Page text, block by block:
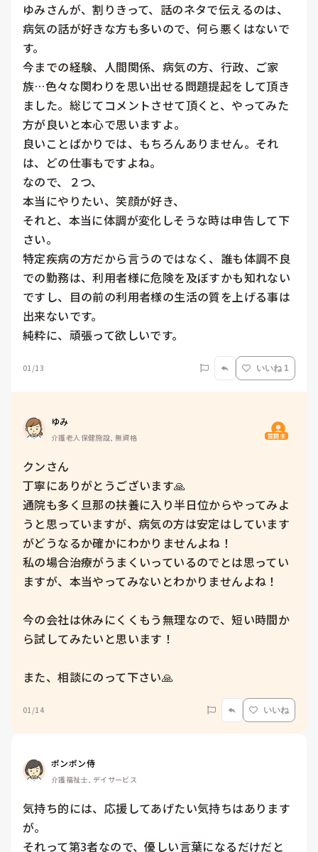
ゆみさんが、割りきって、話のネタで伝えるのは、
病気の話が好きな方も多いので、何ら悪くはないで
す。
今までの経験、人間関係、病気の方、行政、ご家
族…色々な関わりを思い出せる問題提起をして頂き
ました。総じてコメントさせて頂くと、やってみた
方が良いと本心で思いますよ。
良いことばかりでは、もちろんありません。それ
は、どの仕事もですよね。
なので、２つ、
本当にやりたい、笑顔が好き、
それと、本当に体調が変化しそうな時は申告して下
さい。
特定疾病の方だから言うのではなく、誰も体調不良
での勤務は、利用者様に危険を及ぼすかも知れない
ですし、目の前の利用者様の生活の質を上げる事は
出来ないです。
純粋に、頑張って欲しいです。
01/13 いいね 1
ゆみ
介護老人保健施設, 無資格 質問主
クンさん
丁寧にありがとうございます🙏
通院も多く旦那の扶養に入り半日位からやってみよ
うと思っていますが、病気の方は安定はしています
がどうなるか確かにわかりませんよね！
私の場合治療がうまくいっているのでとは思ってい
ますが、本当やってみないとわかりませんよね！
今の会社は休みにくくもう無理なので、短い時間か
ら試してみたいと思います！
また、相談にのって下さい🙏
01/14 いいね
ポンポン侍
介護福祉士, デイサービス
気持ち的には、応援してあげたい気持ちはあります
が。
それって第3者なので、優しい言葉になるだけだと